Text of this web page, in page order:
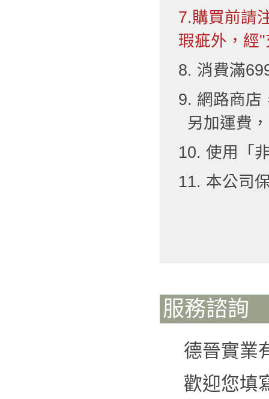
7.購買前請
瑕疵外，經
8. 消費滿
9. 網路商店
另加運費
10. 使用「
11. 本公司
服務諮詢
德晉實業
歡迎您填